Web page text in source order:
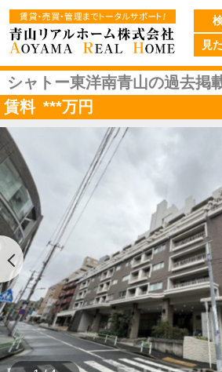
見
シャトー東洋南青山の過去掲
賃料 ***万円